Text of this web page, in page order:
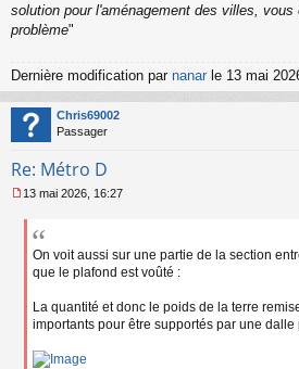
solution pour l'aménagement des villes, vous
problème"
Dernière modification par nanar le 13 mai
Chris69002
Passager
Re: Métro D
e
13 mai 2026, 16:27
On voit aussi sur une partie de la section
que le plafond est voûté :
La quantité et donc le poids de la terre
importants pour être supportés par une dalle